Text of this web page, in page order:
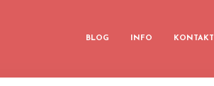
BLOG INFO KONTAKT